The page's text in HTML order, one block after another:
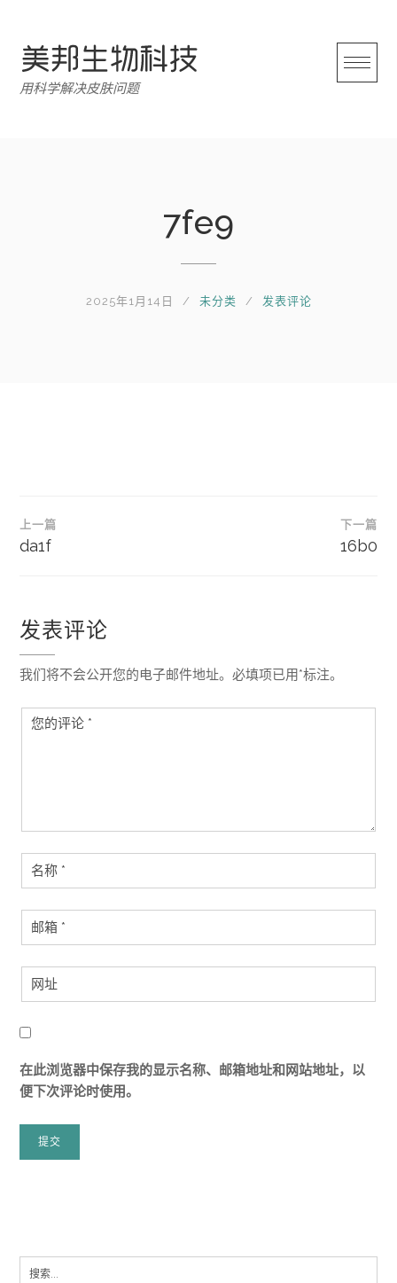
用科学解决皮肤问题
7fe9
2025年1月14日 未分类 发表评论
文
章
航
上一篇
da1f
下一篇
16b0
发表评论
我们将不会公开您的电子邮件地址。必填项已用*标注。
在此浏览器中保存我的显示名称、邮箱地址和网站地址，以
便下次评论时使用。
Search